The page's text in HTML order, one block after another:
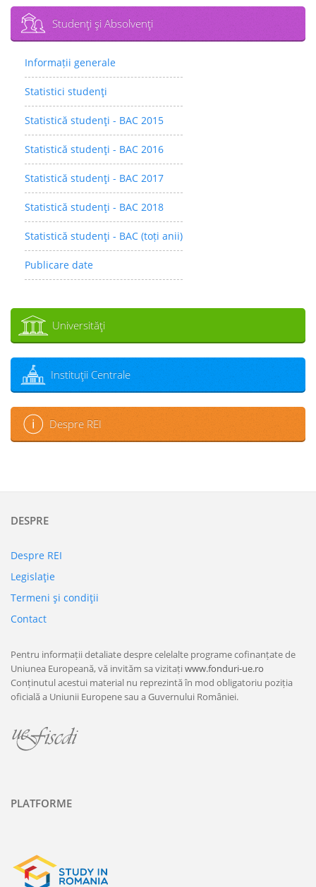
Studenţi şi Absolvenţi
Informații generale
Statistici studenţi
Statistică studenţi - BAC 2015
Statistică studenţi - BAC 2016
Statistică studenţi - BAC 2017
Statistică studenţi - BAC 2018
Statistică studenţi - BAC (toți anii)
Publicare date
Universităţi
Instituţii Centrale
Despre REI
DESPRE
Despre REI
Legislaţie
Termeni şi condiţii
Contact
Pentru informații detaliate despre celelalte programe cofinanțate de
Uniunea Europeană, vă invităm sa vizitațiwww.fonduri-ue.ro
Conținutul acestui material nu reprezintă în mod obligatoriu poziția
oficială a Uniunii Europene sau a Guvernului României.
PLATFORME